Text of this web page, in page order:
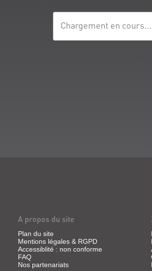
Chargement en cours...
A propos du site
Plan du site
Mentions légales & RGPD
Accessiblité : non conforme
FAQ
Nos partenariats